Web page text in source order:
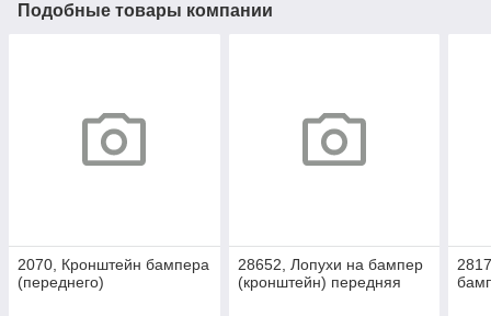
Подобные товары компании
2070, Кронштейн бампера
(переднего)
28652, Лопухи на бампер
(кронштейн) передняя